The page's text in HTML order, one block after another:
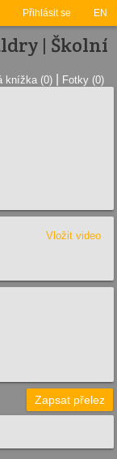
Přihlásit se EN
| Školní
knížka (0) Fotky (0)
Vložit video
Zapsat přelez